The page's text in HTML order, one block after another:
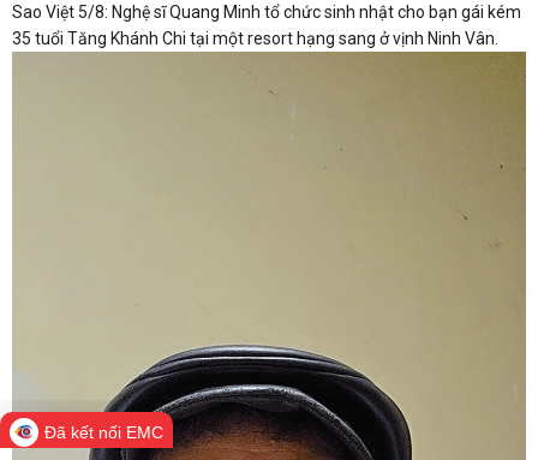
Sao Việt 5/8: Nghệ sĩ Quang Minh tổ chức sinh nhật cho bạn gái kém
35 tuổi Tăng Khánh Chi tại một resort hạng sang ở vịnh Ninh Vân.
Đã kết nối EMC